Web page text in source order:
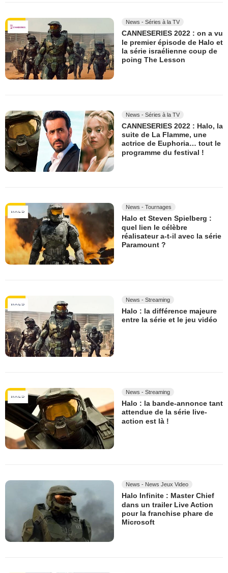
News - Séries à la TV
CANNESERIES 2022 : on a vu
le premier épisode de Halo et
la série israélienne coup de
poing The Lesson
News - Séries à la TV
CANNESERIES 2022 : Halo, la
suite de La Flamme, une
actrice de Euphoria… tout le
programme du festival !
News - Tournages
Halo et Steven Spielberg :
quel lien le célèbre
réalisateur a-t-il avec la série
Paramount ?
News - Streaming
Halo : la différence majeure
entre la série et le jeu vidéo
News - Streaming
Halo : la bande-annonce tant
attendue de la série live-
action est là !
News - News Jeux Video
Halo Infinite : Master Chief
dans un trailer Live Action
pour la franchise phare de
Microsoft